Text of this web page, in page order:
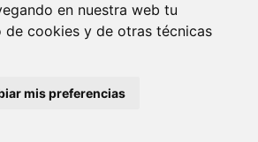
en nuestra web tu
de cookies y de otras técnicas
mis preferencias